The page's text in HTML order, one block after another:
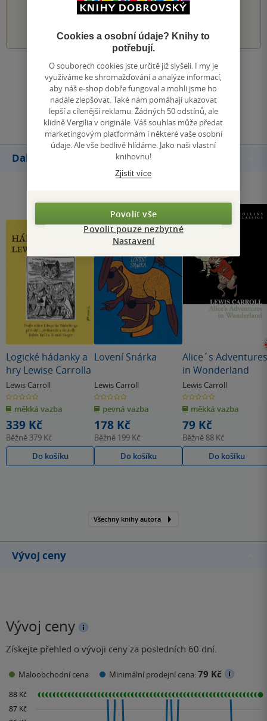
Zobrazit všechna hodnocení
Přidat hodnocení
Další knihy autora
Logické hádanky a
hry Lewise Carrolla
Lewis Carroll
0.0
z
5
hvězdiček
měkká vazba
339 Kč
Běžně 379 Kč
Do košíku
Lovení Snárka
Lewis Carroll
0.0
z
5
hvězdiček
pevná vazba
178 Kč
Běžně 199 Kč
Do košíku
Alice´s Adventures
in Wonderland
Lewis Carroll
0.0
z
5
hvězdiček
měkká vazba
79 Kč
Běžně 88 Kč
Do košíku
Všechny knihy autora
Vývoj ceny
Vývoj ceny
Získejte přehled o vývoji ceny za posledních 60 dní.
Maloobchodní cena Minimální prodejní cena:79 Kč
Cookies a osobní údaje? Knihy to
potřebují.
O souborech cookies jste určitě již slyšeli. I my je
využíváme ke shromažďování a analýze informací,
aby náš e-shop dobře fungoval a mohli jsme ho
nadále zlepšovat. Také nám pomáhají ukazovat
lepší a cílenější reklamu. Žádných 50 odstínů, ale
klidně Vergilia v originále. Váš souhlas může předat
marketingovým platformám i některé vaše osobní
údaje. Ale vše bedlivě hlídáme. Jako naši vlastní
knihovnu!
Zjistit více
Povolit vše
Povolit pouze nezbytné
Nastavení